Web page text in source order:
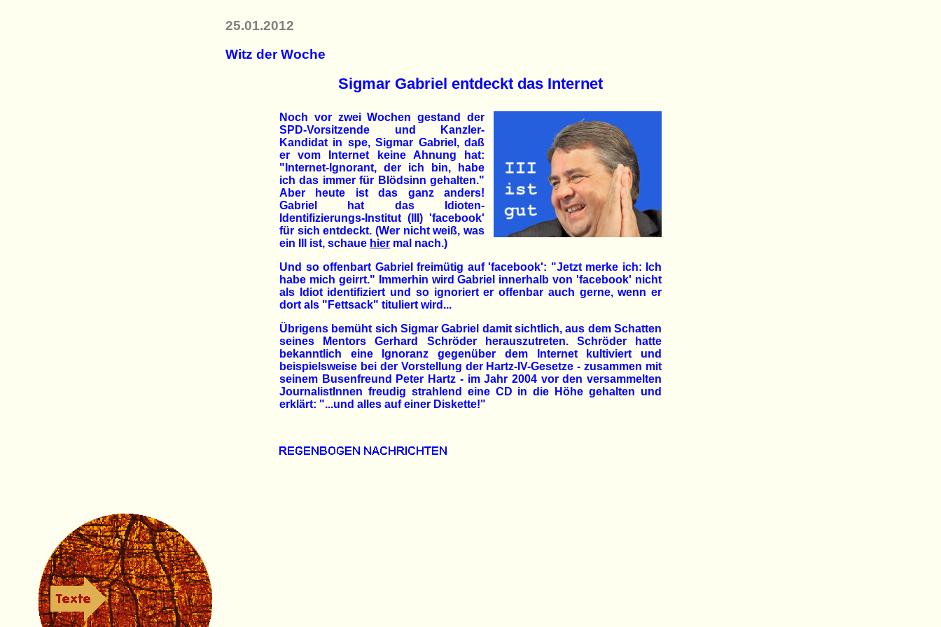
25.01.2012
Witz der Woche
Sigmar Gabriel entdeckt das Internet
Noch vor zwei Wochen gestand der
SPD-Vorsitzende und Kanzler-
Kandidat in spe, Sigmar Gabriel, daß
er vom Internet keine Ahnung hat:
"Internet-Ignorant, der ich bin, habe
ich das immer für Blödsinn gehalten."
Aber heute ist das ganz anders!
Gabriel hat das Idioten-
Identifizierungs-Institut (III) 'facebook'
für sich entdeckt. (Wer nicht weiß, was
ein III ist, schaue hier mal nach.)
Und so offenbart Gabriel freimütig auf 'facebook': "Jetzt merke ich: Ich
habe mich geirrt." Immerhin wird Gabriel innerhalb von 'facebook' nicht
als Idiot identifiziert und so ignoriert er offenbar auch gerne, wenn er
dort als "Fettsack" tituliert wird...
Übrigens bemüht sich Sigmar Gabriel damit sichtlich, aus dem Schatten
seines Mentors Gerhard Schröder herauszutreten. Schröder hatte
bekanntlich eine Ignoranz gegenüber dem Internet kultiviert und
beispielsweise bei der Vorstellung der Hartz-IV-Gesetze - zusammen mit
seinem Busenfreund Peter Hartz - im Jahr 2004 vor den versammelten
JournalistInnen freudig strahlend eine CD in die Höhe gehalten und
erklärt: "...und alles auf einer Diskette!"